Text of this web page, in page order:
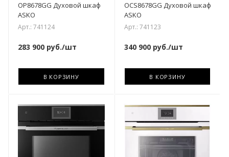
OP8678GG Духовой шкаф
ASKO
Арт.: 741124
283 900 руб./шт
В КОРЗИНУ
OCS8678GG Духовой шкаф
ASKO
Арт.: 741123
340 900руб./шт
В КОРЗИНУ